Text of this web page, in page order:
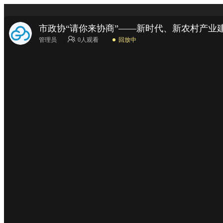
市政协“请你来协商”——新时代、新农村产业
管理员 0 人观看 回放中